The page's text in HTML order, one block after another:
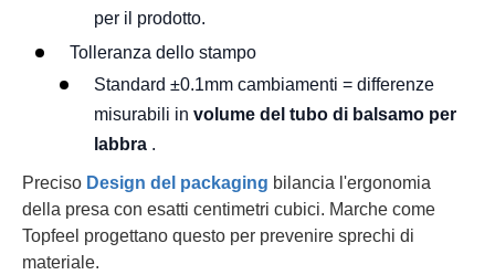
per il prodotto.
Tolleranza dello stampo
Standard ±0.1mm cambiamenti = differenze
misurabili in volume del tubo di balsamo per
labbra .
Preciso Design del packaging bilancia l'ergonomia
della presa con esatti centimetri cubici. Marche come
Topfeel progettano questo per prevenire sprechi di
materiale.